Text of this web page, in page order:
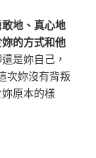
地、真心地
的方式和他
是妳自己，
次妳沒有背叛
原本的樣